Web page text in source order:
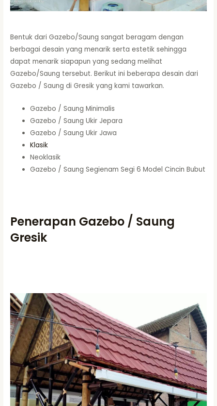
Bentuk dari Gazebo/Saung sangat beragam dengan
berbagai desain yang menarik serta estetik sehingga
dapat menarik siapapun yang sedang melihat
Gazebo/Saung tersebut. Berikut ini beberapa desain dari
Gazebo / Saung di Gresik yang kami tawarkan.
Gazebo / Saung Minimalis
Gazebo / Saung Ukir Jepara
Gazebo / Saung Ukir Jawa
Klasik
Neoklasik
Gazebo / Saung Segienam Segi 6 Model Cincin Bubut
Penerapan Gazebo / Saung
Gresik